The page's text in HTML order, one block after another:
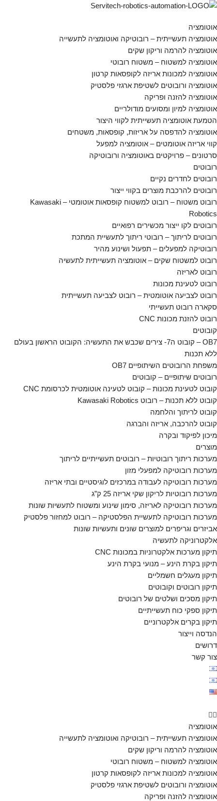
אוטומציה
אוטומציה תעשייתית – רובוטיקה ואוטומציה לתעשייה
אוטומציה להרמה וריקון שקים
אוטומציה למשטוח – משטוח רובוטי
אוטומציה למכונות אריזה לקופסאות קרטון
אוטומציה ורובוטים לשטיפת ארגזי פלסטיק
אוטומציה להזנה ופריקה
אוטומציה למיון ומסועים מודולריים
הטמעת אוטומציה תעשייתית לקווי היצור
אוטומציה להדפסה על אריזות, קופסאות, משטחים
קווי אריזה אוטומטים – אוטומציה למפעל
סרטונים – פרויקטים באוטומציה ורובוטיקה
רובוטים
רובוטים לחדרים נקיים
רובוטים להרכבת מוצרים בקווי ייצור
רובוט משטוח – רובוט למשטוח קופסאות אוטומטי – Kawasaki
Robotics
רובוטים לקו ייצור מכשירים רפואיים
רובוטים לריתוך – רובוטי ריתוך לתעשיית המתכת
רובוטיקה למפעלים – תפעול ושינוע מהיר
רובוט למשטוח שקים – אוטומציה תעשייתית לתעשיה
רובוט לאריזה
רובוט לטעינת מכונות
רובוט לצביעה אוטומטית – רובוט לצביעה תעשייתית
סקארה רובוט תעשייתי
רובוט להזנת מכונות CNC
קובוטים
OB7 – קובוט ה7- צירים שכבש את התעשיה: הקובוט הראשון בעולם
ללא תכנות
משפחת הרובוטים השיתופיים OB7
רובוטים שיתופיים – קובוטים
קובוט לטעינת מכונות – קובוט לטעינה אוטומטית לכרסומת CNC
קובוט ללא תכנות – רובוט Kawasaki Robotics
קובוט לריתוך והלחמה
קובוט להרכבה, אריזה והברגה
מיכון לפיקוד ובקרה
מוצרים
מערכות ריתוך רובוטיות – רובוטים תעשייתיים לריתוך
מערכות רובוטיקה למפעלי מזון
מערכות רובוטיקה לעבודה במרכזים לוגיסטיים ובתי אריזה
מערכות רובוטיות לריקון שקי אריזה 25 ק”ג
מערכות רובוטיקה לאריזה, סימון שינוע ומשטוח לתעשיות שונות
מערכות רובוטיקה לתעשיית הפלסטיקה – רובוט למחזור פלסטיק
אביזרים וגריפרים למוצרים שונים ותעשיות שונות
אלקטרוניקה לתעשיה
תיקון מערכות אלקטרוניות במכונות CNC
תיקון בקרת הינע – מנועי בקרת הינע
תיקון מעגלים חשמליים
תיקון רובוטים וקובוטים
תיקון מסכים ושלטים של רובוטים
תיקון ספקי כוח תעשייתיים
תיקון בקרים אלקטרוניים
הנדסה וייצור
דרושים
צור קשר
אוטומציה
אוטומציה תעשייתית – רובוטיקה ואוטומציה לתעשייה
אוטומציה להרמה וריקון שקים
אוטומציה למשטוח – משטוח רובוטי
אוטומציה למכונות אריזה לקופסאות קרטון
אוטומציה ורובוטים לשטיפת ארגזי פלסטיק
אוטומציה להזנה ופריקה